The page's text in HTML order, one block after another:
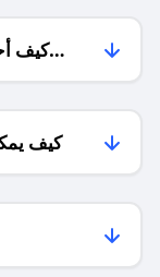
كيف
كيف